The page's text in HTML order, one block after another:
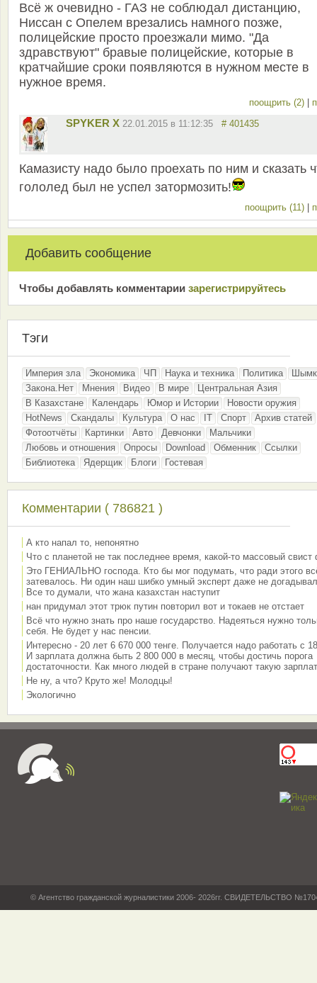
Всё ж очевидно - ГАЗ не соблюдал дистанцию,
Ниссан с Опелем врезались намного позже,
полицейские просто проезжали мимо. "Да
здравствуют" бравые полицейские, которые в
кратчайшие сроки появляются в нужном месте в
нужное время.
поощрить (2)
SPYKER X 22.01.2015 в 11:12:35 # 401435
Камазисту надо было проехать по ним и сказать
гололед был не успел затормозить!
поощрить (11)
Добавить сообщение
Чтобы добавлять комментарии зарeгиcтрирyйтeсь
Тэги
Империя зла Экономика ЧП Наука и техника Политика
Закона.Нет
Мнения Видео В мире
Центральная Азия
В Казахстане
Календарь Юмор и Истории
Новости оружия
HotNews
Скандалы Культура О нас IT Спорт
Архив статей
Фотоотчёты
Картинки Авто Девчонки
Мальчики
Любовь и отношения
Опросы Download Обменник
Ссылки
Библиотека
Ядерщик Блоги Гостевая
Комментарии ( 786821 )
А кто напал то, непонятно
Что с планетой не так последнее время, какой-то массовый свист
Это ГЕНИАЛЬНО господа. Кто бы мог подумать, что ради этого
затевалось. Ни один наш шибко умный эксперт даже не
Все то думали, что жана казахстан наступит
нан придумал этот трюк путин повторил вот и токаев не отстает
Всё что нужно знать про наше государство. Надеяться нужно
себя. Не будет у нас пенсии.
Интересно - 20 лет 6 670 000 тенге. Получается надо работать с
И зарплата должна быть 2 800 000 в месяц, чтобы достичь порога
достаточности. Как много людей в стране получают такую
Не ну, а что? Круто же! Молодцы!
Экологично
© Агентство гражданской журналистики 2006- 2026гг. СВИДЕТЕЛЬСТВО